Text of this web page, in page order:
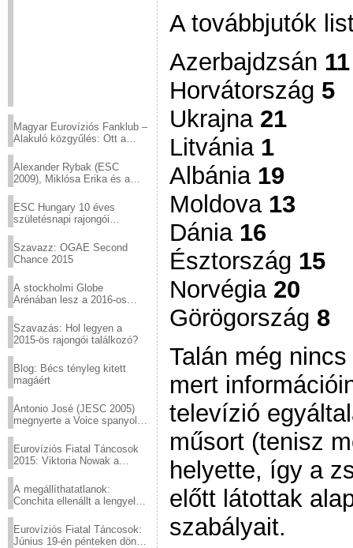
Magyar Eurovíziós Fanklub –
Alakuló közgyűlés: Ott a
Alexander Rybak (ESC
2009), Miklósa Erika és a
sztárjai a Margitszigeten
ESC Hungary 10 éves
születésnapi rajongói
Szavazz: OGAE Second
Chance 2015
A stockholmi Globe
Arénában lesz a 2016-os
Szavazás: Hol legyen a
2015-ös rajongói találkozó?
Blog: Bécs tényleg kitett
magáért
Antonio José (JESC 2005)
megnyerte a Voice spanyol
Eurovíziós Fiatal Táncosok
2015: Viktoria Nowak a
A megállíthatatlanok:
Conchita ellenállt a lengyel
Eurovíziós Fiatal Táncosok:
Június 19-én pénteken döntő
A továbbjutók
Azerbajdzsán 11
Horvátország 5
Ukrajna 21
Litvánia 1
Albánia 19
Moldova 13
Dánia 16
Észtország 15
Norvégia 20
Görögország 8
Talán még
mert
televízió
műsort (tenisz
helyette, így a
előtt látottak
szabályait.